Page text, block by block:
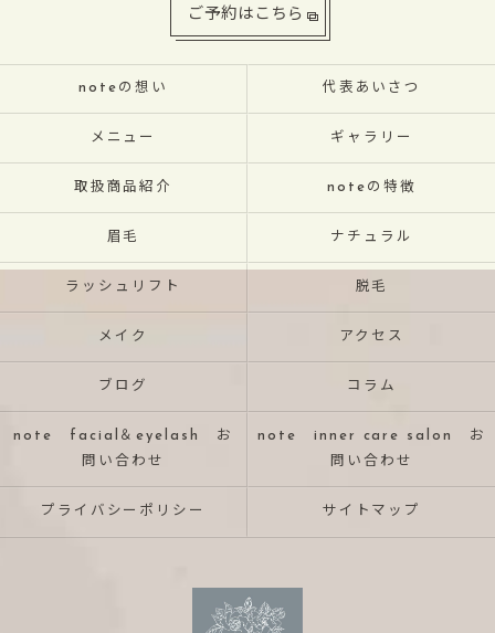
ご予約はこちら
noteの想い 代表あいさつ
メニュー ギャラリー
取扱商品紹介 noteの特徴
眉毛 ナチュラル
ラッシュリフト 脱毛
メイク アクセス
ブログ コラム
note facial＆eyelash お
問い合わせ
note inner care salon お
問い合わせ
プライバシーポリシー サイトマップ